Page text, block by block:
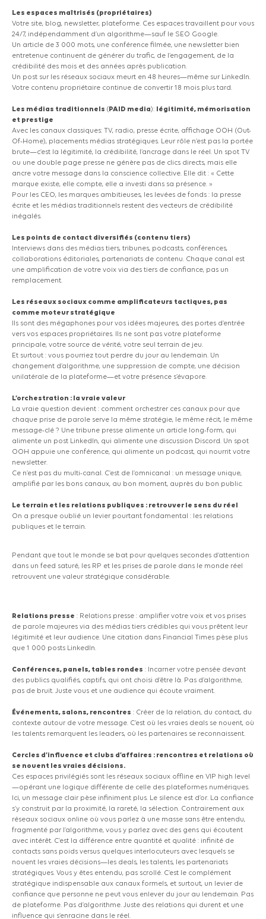
Les espaces maîtrisés (propriétaires)
Votre site, blog, newsletter, plateforme. Ces espaces travaillent pour vous
24/7, indépendamment d’un algorithme—sauf le SEO Google.
Un article de 3 000 mots, une conférence filmée, une newsletter bien
entretenue continuent de générer du trafic, de l’engagement, de la
crédibilité des mois et des années après publication.
Un post sur les réseaux sociaux meurt en 48 heures—même sur LinkedIn.
Votre contenu propriétaire continue de convertir 18 mois plus tard.
Les médias traditionnels ( PAID media):
légitimité, mémorisation
et prestige
Avec les canaux classiques: TV, radio, presse écrite, affichage OOH (Out-
Of-Home), placements médias stratégiques. Leur rôle n’est pas la portée
brute—c’est la légitimité, la crédibilité, l’ancrage dans le réel. Un spot TV
ou une double page presse ne génère pas de clics directs, mais elle
ancre votre message dans la conscience collective. Elle dit : « Cette
marque existe, elle compte, elle a investi dans sa présence. »
Pour les CEO, les marques ambitieuses, les levées de fonds : la presse
écrite et les médias traditionnels restent des vecteurs de crédibilité
inégalés.
Les points de contact diversifiés (contenu tiers)
Interviews dans des médias tiers, tribunes, podcasts, conférences,
collaborations éditoriales, partenariats de contenu. Chaque canal est
une amplification de votre voix via des tiers de confiance, pas un
remplacement.
Les réseaux sociaux comme amplificateurs tactiques, pas
comme moteur stratégique
Ils sont des mégaphones pour vos idées majeures, des portes d’entrée
vers vos espaces propriétaires. Ils ne sont pas votre plateforme
principale, votre source de vérité, votre seul terrain de jeu.
Et surtout : vous pourriez tout perdre du jour au lendemain. Un
changement d’algorithme, une suppression de compte, une décision
unilatérale de la plateforme—et votre présence s’évapore.
L’orchestration : la vraie valeur
La vraie question devient : comment orchestrer ces canaux pour que
chaque prise de parole serve la même stratégie, le même récit, le même
message-clé ? Une tribune presse alimente un article long-form, qui
alimente un post LinkedIn, qui alimente une discussion Discord. Un spot
OOH appuie une conférence, qui alimente un podcast, qui nourrit votre
newsletter.
Ce n’est pas du multi-canal. C’est de l’omnicanal : un message unique,
amplifié par les bons canaux, au bon moment, auprès du bon public.
Le terrain et les relations publiques : retrouver le sens du réel
On a presque oublié un levier pourtant fondamental : les relations
publiques et le terrain.
Pendant que tout le monde se bat pour quelques secondes d’attention
dans un feed saturé, les RP et les prises de parole dans le monde réel
retrouvent une valeur stratégique considérable.
Relations presse : Relations presse : amplifier votre voix et vos prises
de parole majeures via des médias tiers crédibles qui vous prêtent leur
légitimité et leur audience. Une citation dans Financial Times pèse plus
que 1 000 posts LinkedIn.
Conférences, panels, tables rondes : Incarner votre pensée devant
des publics qualifiés, captifs, qui ont choisi d’être là. Pas d’algorithme,
pas de bruit. Juste vous et une audience qui écoute vraiment.
Événements, salons, rencontres : Créer de la relation, du contact, du
contexte autour de votre message. C’est où les vraies deals se nouent, où
les talents remarquent les leaders, où les partenaires se reconnaissent.
Cercles d’influence et clubs d’affaires : rencontres et relations où
se nouent les vraies décisions.
Ces espaces privilégiés sont les réseaux sociaux offline en VIP high level
—opérant une logique différente de celle des plateformes numériques.
Ici, un message clair pèse infiniment plus. Le silence est d’or. La confiance
s’y construit par la proximité, la rareté, la sélection. Contrairement aux
réseaux sociaux online où vous parlez à une masse sans être entendu,
fragmenté par l’algorithme, vous y parlez avec des gens qui écoutent
avec intérêt. C’est la différence entre quantité et qualité : infinité de
contacts sans poids versus quelques interlocuteurs avec lesquels se
nouent les vraies décisions—les deals, les talents, les partenariats
stratégiques. Vous y êtes entendu, pas scrollé. C’est le complément
stratégique indispensable aux canaux formels, et surtout, un levier de
confiance que personne ne peut vous enlever du jour au lendemain. Pas
de plateforme. Pas d’algorithme. Juste des relations qui durent et une
influence qui s’enracine dans le réel.